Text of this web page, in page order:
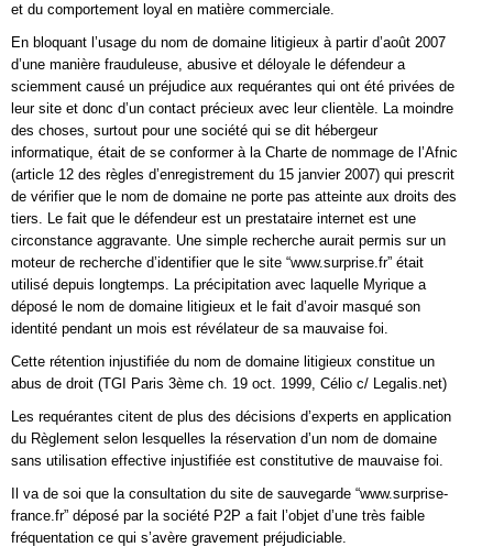
et du comportement loyal en matière commerciale.
En bloquant l’usage du nom de domaine litigieux à partir d’août 2007
d’une manière frauduleuse, abusive et déloyale le défendeur a
sciemment causé un préjudice aux requérantes qui ont été privées de
leur site et donc d’un contact précieux avec leur clientèle. La moindre
des choses, surtout pour une société qui se dit hébergeur
informatique, était de se conformer à la Charte de nommage de l’Afnic
(article 12 des règles d’enregistrement du 15 janvier 2007) qui prescrit
de vérifier que le nom de domaine ne porte pas atteinte aux droits des
tiers. Le fait que le défendeur est un prestataire internet est une
circonstance aggravante. Une simple recherche aurait permis sur un
moteur de recherche d’identifier que le site “www.surprise.fr” était
utilisé depuis longtemps. La précipitation avec laquelle Myrique a
déposé le nom de domaine litigieux et le fait d’avoir masqué son
identité pendant un mois est révélateur de sa mauvaise foi.
Cette rétention injustifiée du nom de domaine litigieux constitue un
abus de droit (TGI Paris 3ème ch. 19 oct. 1999, Célio c/ Legalis.net)
Les requérantes citent de plus des décisions d’experts en application
du Règlement selon lesquelles la réservation d’un nom de domaine
sans utilisation effective injustifiée est constitutive de mauvaise foi.
Il va de soi que la consultation du site de sauvegarde “www.surprise-
france.fr” déposé par la société P2P a fait l’objet d’une très faible
fréquentation ce qui s’avère gravement préjudiciable.